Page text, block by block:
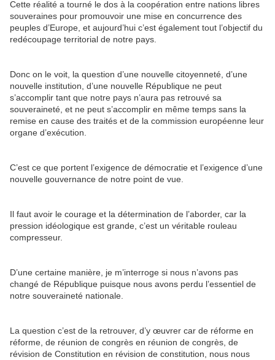
Cette réalité a tourné le dos à la coopération entre nations libres
souveraines pour promouvoir une mise en concurrence des
peuples d’Europe, et aujourd’hui c’est également tout l’objectif du
redécoupage territorial de notre pays.
Donc on le voit, la question d’une nouvelle citoyenneté, d’une
nouvelle institution, d’une nouvelle République ne peut
s’accomplir tant que notre pays n’aura pas retrouvé sa
souveraineté, et ne peut s’accomplir en même temps sans la
remise en cause des traités et de la commission européenne leur
organe d’exécution.
C’est ce que portent l’exigence de démocratie et l’exigence d’une
nouvelle gouvernance de notre point de vue.
Il faut avoir le courage et la détermination de l’aborder, car la
pression idéologique est grande, c’est un véritable rouleau
compresseur.
D’une certaine manière, je m’interroge si nous n’avons pas
changé de République puisque nous avons perdu l’essentiel de
notre souveraineté nationale.
La question c’est de la retrouver, d’y œuvrer car de réforme en
réforme, de réunion de congrès en réunion de congrès, de
révision de Constitution en révision de constitution, nous nous